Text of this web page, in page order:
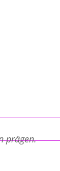
prägen.